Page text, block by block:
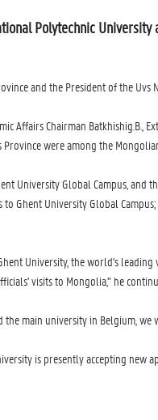
Polytechnic University
and the President of the
Affairs Chairman Batkhishig.B.,
were among the
University Global Campus,
Ghent University Global
University, the world's
visits to Mongolia,” he
main university in Belgium,
is presently accepting new